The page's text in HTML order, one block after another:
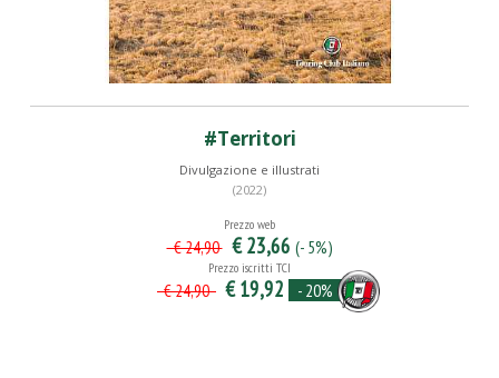
#Territori
Divulgazione e illustrati
(2022)
Prezzo web
€ 24,90 € 23,66 (- 5%)
Prezzo iscritti TCI
€ 24,90 € 19,92 - 20%